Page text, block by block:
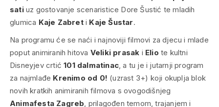
satiuz gostovanje scenaristice Dore Šustić te mladih
glumica Kaje Zabreti Kaje Šustar.
Na programu će se naći i najnoviji filmovi za djecu i mlade
poput animiranih hitova Veliki prasak i Elio te kultni
Disneyjev crtić101 dalmatinac, a tu je i jutarnji program
za najmlađe Krenimo od 0! (uzrast 3+) koji okuplja blok
novih kratkih animiranih filmova s ovogodišnjeg
Animafesta Zagreb, prilagođen temom, trajanjem i